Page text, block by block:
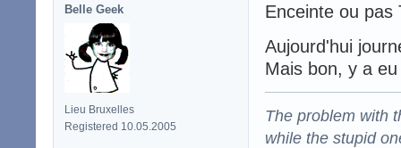
Belle Geek
Lieu Bruxelles
Registered 10.05.2005
Enceinte ou
Aujourd'hui
Mais bon, y a
The problem with
while the stupid